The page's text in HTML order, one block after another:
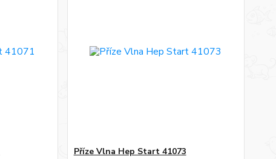
Příze Vlna Hep Start 41073